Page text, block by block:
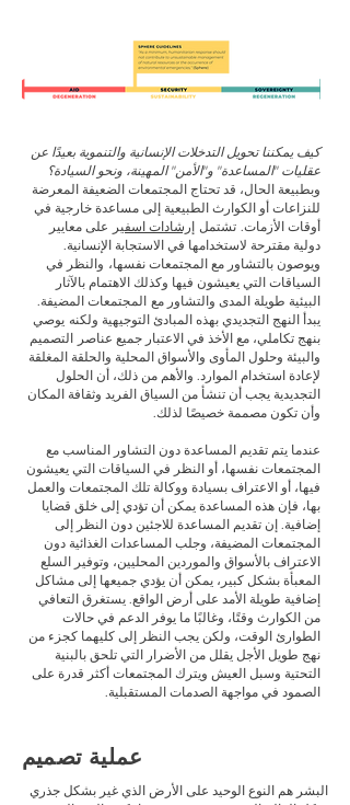
كيف يمكننا تحويل التدخلات الإنسانية والتنموية بعيدًا عن
عقليات "المساعدة" و"الأمن" المهينة، ونحو السيادة؟
وبطبيعة الحال، قد تحتاج المجتمعات الضعيفة المعرضة
للنزاعات أو الكوارث الطبيعية إلى مساعدة خارجية في
أوقات الأزمات. تشتمل إرشادات اسفير على معايير
دولية مقترحة لاستخدامها في الاستجابة الإنسانية.
ويوصون بالتشاور مع المجتمعات نفسها، والنظر في
السياقات التي يعيشون فيها وكذلك الاهتمام بالآثار
البيئية طويلة المدى والتشاور مع المجتمعات المضيفة.
يبدأ النهج التجديدي بهذه المبادئ التوجيهية ولكنه يوصي
بنهج تكاملي، مع الأخذ في الاعتبار جميع عناصر التصميم
والبيئة وحلول المأوى والأسواق المحلية والحلقة المغلقة
لإعادة استخدام الموارد. والأهم من ذلك، أن الحلول
التجديدية يجب أن تنشأ من السياق الفريد وثقافة المكان
وأن تكون مصممة خصيصًا لذلك.
عندما يتم تقديم المساعدة دون التشاور المناسب مع
المجتمعات نفسها، أو النظر في السياقات التي يعيشون
فيها، أو الاعتراف بسيادة ووكالة تلك المجتمعات والعمل
بها، فإن هذه المساعدة يمكن أن تؤدي إلى خلق قضايا
إضافية. إن تقديم المساعدة للاجئين دون النظر إلى
المجتمعات المضيفة، وجلب المساعدات الغذائية دون
الاعتراف بالأسواق والموردين المحليين، وتوفير السلع
المعبأة بشكل كبير، يمكن أن يؤدي جميعها إلى مشاكل
إضافية طويلة الأمد على أرض الواقع. يستغرق التعافي
من الكوارث وقتًا، وغالبًا ما يوفر الدعم في حالات
الطوارئ الوقت، ولكن يجب النظر إلى كليهما كجزء من
نهج طويل الأجل يقلل من الأضرار التي تلحق بالبنية
التحتية وسبل العيش ويترك المجتمعات أكثر قدرة على
الصمود في مواجهة الصدمات المستقبلية.
عملية تصميم
البشر هم النوع الوحيد على الأرض الذي غير بشكل جذري